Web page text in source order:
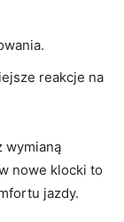
reakcje na‍
wymianą
‍nowe klocki to
jazdy.